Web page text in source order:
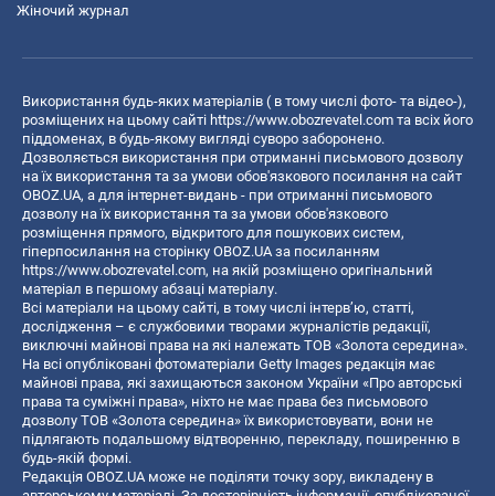
Жіночий журнал
Використання будь-яких матеріалів ( в тому числі фото- та відео-),
розміщених на цьому сайті https://www.obozrevatel.com та всіх його
піддоменах, в будь-якому вигляді суворо заборонено.
Дозволяється використання при отриманні письмового дозволу
на їх використання та за умови обов'язкового посилання на сайт
OBOZ.UA, а для інтернет-видань - при отриманні письмового
дозволу на їх використання та за умови обов'язкового
розміщення прямого, відкритого для пошукових систем,
гіперпосилання на сторінку OBOZ.UA за посиланням
https://www.obozrevatel.com, на якій розміщено оригінальний
матеріал в першому абзаці матеріалу.
Всі матеріали на цьому сайті, в тому числі інтерв’ю, статті,
дослідження – є службовими творами журналістів редакції,
виключні майнові права на які належать ТОВ «Золота середина».
На всі опубліковані фотоматеріали Getty Images редакція має
майнові права, які захищаються законом України «Про авторські
права та суміжні права», ніхто не має права без письмового
дозволу ТОВ «Золота середина» їх використовувати, вони не
підлягають подальшому відтворенню, перекладу, поширенню в
будь-якій формі.
Редакція OBOZ.UA може не поділяти точку зору, викладену в